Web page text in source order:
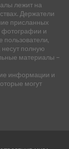
лежит на
Держатели
присланных
фотографии и
пользователи,
полную
материалы –
информации и
могут